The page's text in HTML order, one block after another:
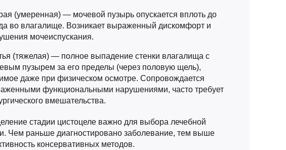
(умеренная) — мочевой пузырь опускается вплоть до
во влагалище. Возникает выраженный дискомфорт и
мочеиспускания.
(тяжелая) — полное выпадение стенки влагалища с
пузырем за его пределы (через половую щель),
даже при физическом осмотре. Сопровождается
функциональными нарушениями, часто требует
вмешательства.
стадии цистоцеле важно для выбора лечебной
Чем раньше диагностировано заболевание, тем выше
консервативных методов.